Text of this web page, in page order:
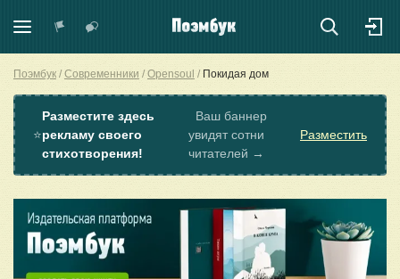
Поэмбук Современники Opensoul Покидая дом
⭐
Разместите здесь
рекламу своего
стихотворения!
Ваш баннер
увидят сотни
читателей →
Разместить